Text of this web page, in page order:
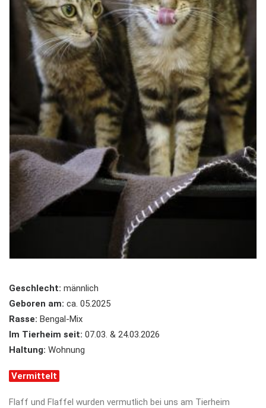
Geschlecht: männlich
Geboren am: ca. 05.2025
Rasse: Bengal-Mix
Im Tierheim seit: 07.03. & 24.03.2026
Haltung: Wohnung
Vermittelt
Flaff und Flaffel wurden vermutlich bei uns am Tierheim